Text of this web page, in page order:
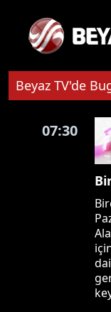
Beyaz TV'de
07:30